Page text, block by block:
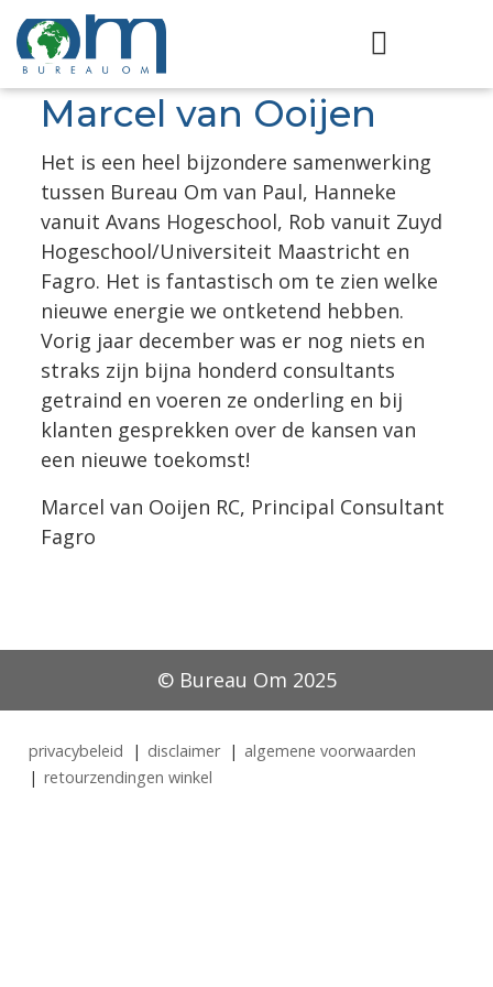
Marcel van Ooijen
Het is een heel bijzondere samenwerking
tussen Bureau Om van Paul, Hanneke
vanuit Avans Hogeschool, Rob vanuit Zuyd
Hogeschool/Universiteit Maastricht en
Fagro. Het is fantastisch om te zien welke
nieuwe energie we ontketend hebben.
Vorig jaar december was er nog niets en
straks zijn bijna honderd consultants
getraind en voeren ze onderling en bij
klanten gesprekken over de kansen van
een nieuwe toekomst!
Marcel van Ooijen RC, Principal Consultant
Fagro
© Bureau Om 2025
privacybeleid disclaimer
algemene voorwaarden
retourzendingen winkel